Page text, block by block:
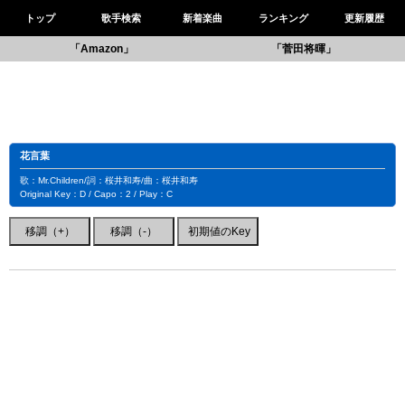
トップ 歌手検索 新着楽曲 ランキング 更新履歴
「Amazon」 「菅田将暉」
花言葉
歌：Mr.Children/詞：桜井和寿/曲：桜井和寿
Original Key：D / Capo：2 / Play：C